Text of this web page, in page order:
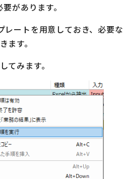
があります。
レートを用意しておき、必要な
ます。
てみます。